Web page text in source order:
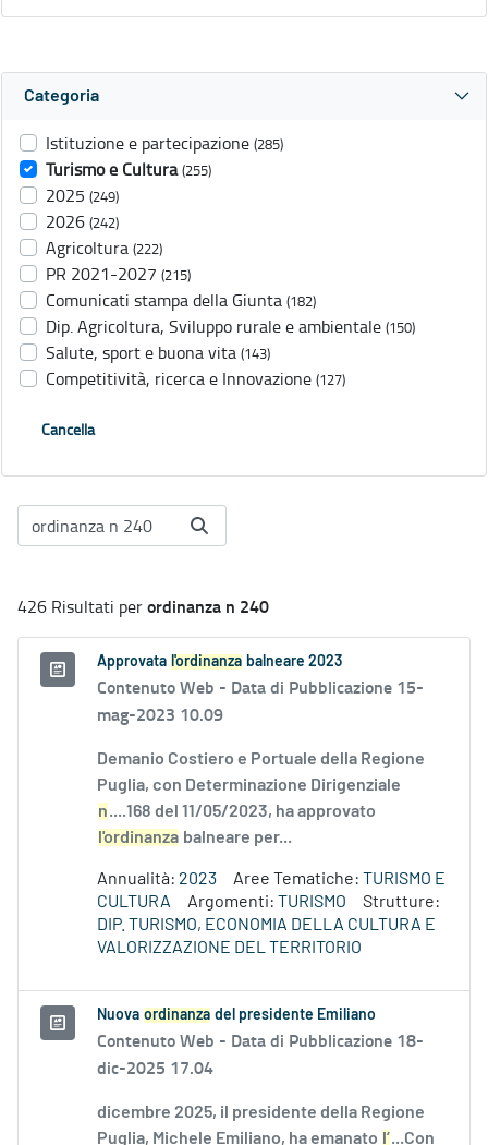
Categoria
Istituzione e partecipazione (285)
Turismo e Cultura (255)
2025 (249)
2026 (242)
Agricoltura (222)
PR 2021-2027 (215)
Comunicati stampa della Giunta (182)
Dip. Agricoltura, Sviluppo rurale e ambientale (150)
Salute, sport e buona vita (143)
Competitività, ricerca e Innovazione (127)
Cancella
426 Risultati perordinanza n 240
Approvata l'ordinanza balneare 2023
Contenuto Web - Data di Pubblicazione 15-
mag-2023 10.09
Demanio Costiero e Portuale della Regione
Puglia, con Determinazione Dirigenziale
n....168 del 11/05/2023, ha approvato
l'ordinanza balneare per...
Annualità: 2023 Aree Tematiche: TURISMO E
CULTURA
Argomenti: TURISMO
Strutture:
DIP. TURISMO, ECONOMIA DELLA CULTURA E
VALORIZZAZIONE DEL TERRITORIO
Nuova ordinanza del presidente Emiliano
Contenuto Web - Data di Pubblicazione 18-
dic-2025 17.04
dicembre 2025, il presidente della Regione
Puglia, Michele Emiliano, ha emanato l’...Con